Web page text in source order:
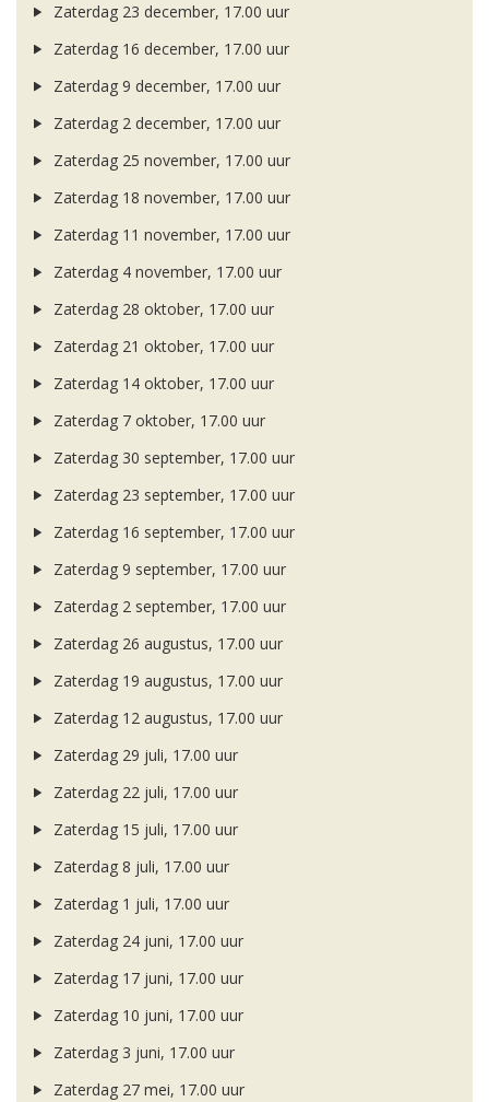
Zaterdag 23 december, 17.00 uur
Zaterdag 16 december, 17.00 uur
Zaterdag 9 december, 17.00 uur
Zaterdag 2 december, 17.00 uur
Zaterdag 25 november, 17.00 uur
Zaterdag 18 november, 17.00 uur
Zaterdag 11 november, 17.00 uur
Zaterdag 4 november, 17.00 uur
Zaterdag 28 oktober, 17.00 uur
Zaterdag 21 oktober, 17.00 uur
Zaterdag 14 oktober, 17.00 uur
Zaterdag 7 oktober, 17.00 uur
Zaterdag 30 september, 17.00 uur
Zaterdag 23 september, 17.00 uur
Zaterdag 16 september, 17.00 uur
Zaterdag 9 september, 17.00 uur
Zaterdag 2 september, 17.00 uur
Zaterdag 26 augustus, 17.00 uur
Zaterdag 19 augustus, 17.00 uur
Zaterdag 12 augustus, 17.00 uur
Zaterdag 29 juli, 17.00 uur
Zaterdag 22 juli, 17.00 uur
Zaterdag 15 juli, 17.00 uur
Zaterdag 8 juli, 17.00 uur
Zaterdag 1 juli, 17.00 uur
Zaterdag 24 juni, 17.00 uur
Zaterdag 17 juni, 17.00 uur
Zaterdag 10 juni, 17.00 uur
Zaterdag 3 juni, 17.00 uur
Zaterdag 27 mei, 17.00 uur